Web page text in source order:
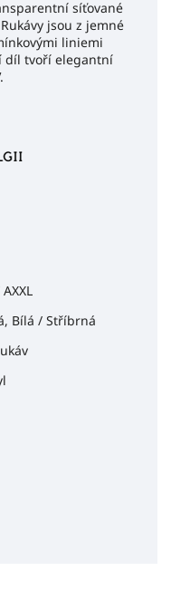
síťované
jsou z jemné
liniemi
díl tvoří elegantní
Bílá / Stříbrná